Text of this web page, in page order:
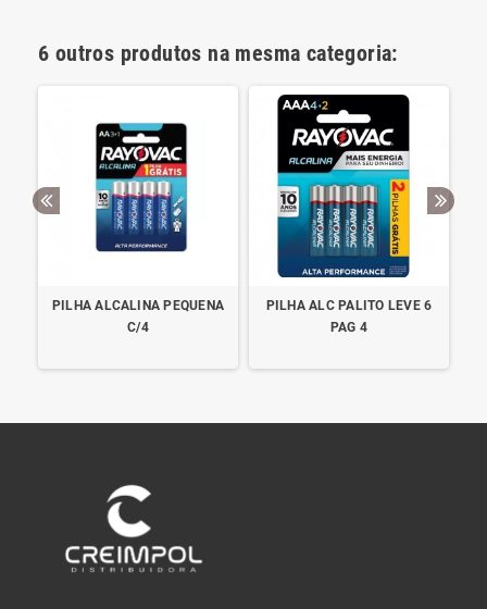
6 outros produtos na mesma categoria:
PILHA ALCALINA PEQUENA
C/4
PILHA ALC PALITO LEVE 6
PAG 4